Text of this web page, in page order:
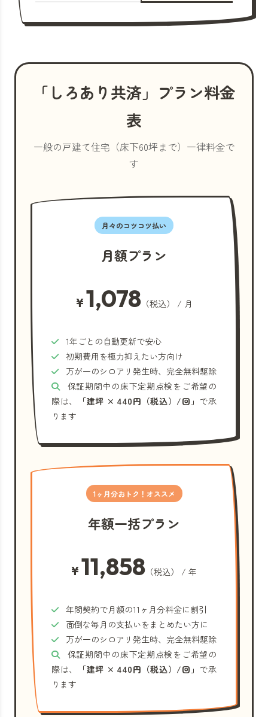
「しろあり共済」プラン料金
表
一般の戸建て住宅（床下60坪まで）一律料金で
す
月々のコツコツ払い
月額プラン
¥1,078（税込） / 月
1年ごとの自動更新で安心
初期費用を極力抑えたい方向け
万が一のシロアリ発生時、完全無料駆除
保証期間中の床下定期点検をご希望の
際は、
「建坪 × 440円（税込）/回」 で承
ります
1ヶ月分おトク！オススメ
年額一括プラン
¥11,858 （税込） / 年
年間契約で月額の11ヶ月分料金に割引
面倒な毎月の支払いをまとめたい方に
万が一のシロアリ発生時、完全無料駆除
保証期間中の床下定期点検をご希望の
際は、
「建坪 × 440円（税込）/回」 で承
ります